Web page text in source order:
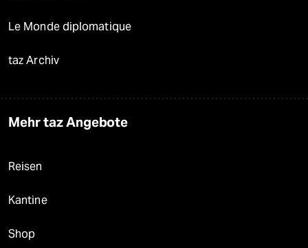
Le Monde diplomatique
taz Archiv
Mehr taz Angebote
Reisen
Kantine
Shop